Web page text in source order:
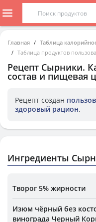
Главная
Таблица
Таблица продуктов
Рецепт Сырники.
состав и пищевая
Рецепт создан
здоровый рацион.
Ингредиенты
Творог 5% жирности
Изюм чёрный без
винограда Черный